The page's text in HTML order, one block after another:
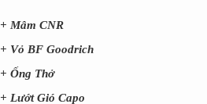
+ Mâm CNR
+ Vỏ BF Goodrich
+ Ống Thở
+ Lướt Gió Capo